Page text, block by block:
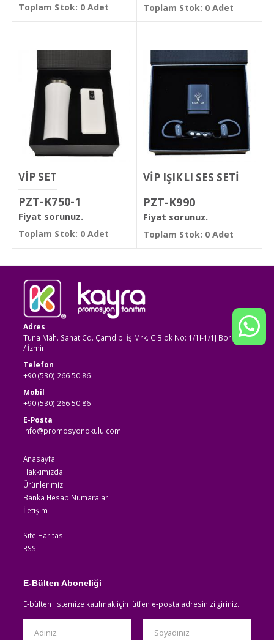
Toplam Stok: 0 Adet Toplam Stok: 0 Adet
VİP SET
PZT-K750-1
Fiyat sorunuz.
Toplam Stok: 0 Adet
VİP IŞIKLI SES SETİ
PZT-K990
Fiyat sorunuz.
Toplam Stok: 0 Adet
Adres
Tuna Mah. Sanat Cd. Çamdibi İş Mrk. C Blok No: 1/1I-1/1J Bornova
/ İzmir
Telefon
+90 (530) 266 50 86
Mobil
+90 (530) 266 50 86
E-Posta
info@promosyonokulu.com
Anasayfa
Hakkımızda
Ürünlerimiz
Banka Hesap Numaraları
İletişim
Site Haritası
RSS
E-Bülten Aboneliği
E-bülten listemize katılmak için lütfen e-posta adresinizi giriniz.